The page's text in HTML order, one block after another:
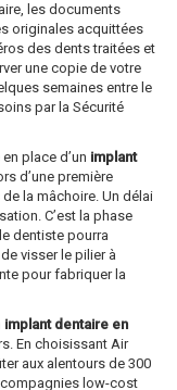
les documents
originales acquittées
des dents traitées et
une copie de votre
semaines entre le
par la Sécurité
place d’un implant
d’une première
la mâchoire. Un délai
C’est la phase
dentiste pourra
visser le pilier à
pour fabriquer la
implant dentaire en
En choisissant Air
aux alentours de 300
low-cost